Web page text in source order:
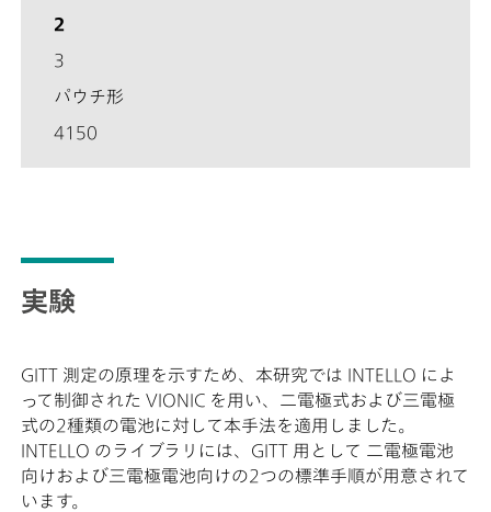
2
3
パウチ形
4150
実験
GITT 測定の原理を示すため、本研究では INTELLO によ
って制御された VIONIC を用い、二電極式および三電極
式の2種類の電池に対して本手法を適用しました。
INTELLO のライブラリには、GITT 用として 二電極電池
向けおよび三電極電池向けの2つの標準手順が用意されて
います。